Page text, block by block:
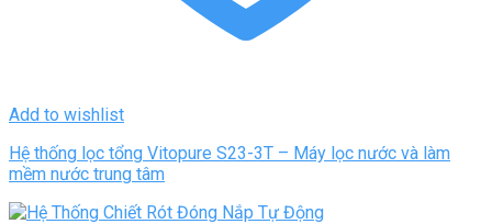
Add to wishlist
Hệ thống lọc tổng Vitopure S23-3T – Máy lọc nước và làm
mềm nước trung tâm